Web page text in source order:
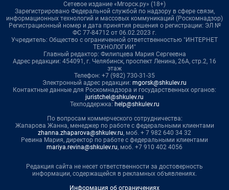
Сетевое издание «Мгорск.ру» (18+)
Зарегистрировано Федеральной службой по надзору в сфере связи,
информационных технологий и массовых коммуникаций (Роскомнадзор)
Регистрационный номер и дата принятия решения о регистрации: ЭЛ №
ФС 77-84712 от 06.02.2023 г.
Учредитель: Общество с ограниченной ответственностью "ИНТЕРНЕТ
ТЕХНОЛОГИИ"
Главный редактор: Филипцева Мария Сергеевна
Адрес редакции: 454091, г. Челябинск, проспект Ленина, 26А, стр.2, 16
этаж
Телефон: +7 (982) 730-31-35
Электронный адрес редакции: mgorsk@shkulev.ru
Контактные данные для Роскомнадзора и государственных органов:
juristchel@shkulev.ru
Техподдержка: help@shkulev.ru
По вопросам коммерческого сотрудничества:
Жапарова Жанна, менеджер по работе с федеральными клиентами
zhanna.zhaparova@shkulev.ru, моб. + 7 982 640 34 32
Ревина Мария, директор по работе с федеральными клиентами
mariya.revina@shkulev.ru, моб. +7 910 402 4056
Редакция сайта не несет ответственности за достоверность
информации, содержащейся в рекламных объявлениях.
Информация об ограничениях